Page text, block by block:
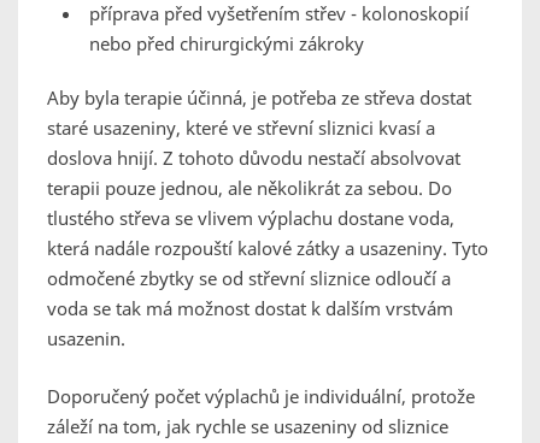
příprava před vyšetřením střev - kolonoskopií
nebo před chirurgickými zákroky
Aby byla terapie účinná, je potřeba ze střeva dostat
staré usazeniny, které ve střevní sliznici kvasí a
doslova hnijí. Z tohoto důvodu nestačí absolvovat
terapii pouze jednou, ale několikrát za sebou. Do
tlustého střeva se vlivem výplachu dostane voda,
která nadále rozpouští kalové zátky a usazeniny. Tyto
odmočené zbytky se od střevní sliznice odloučí a
voda se tak má možnost dostat k dalším vrstvám
usazenin.
Doporučený počet výplachů je individuální, protože
záleží na tom, jak rychle se usazeniny od sliznice